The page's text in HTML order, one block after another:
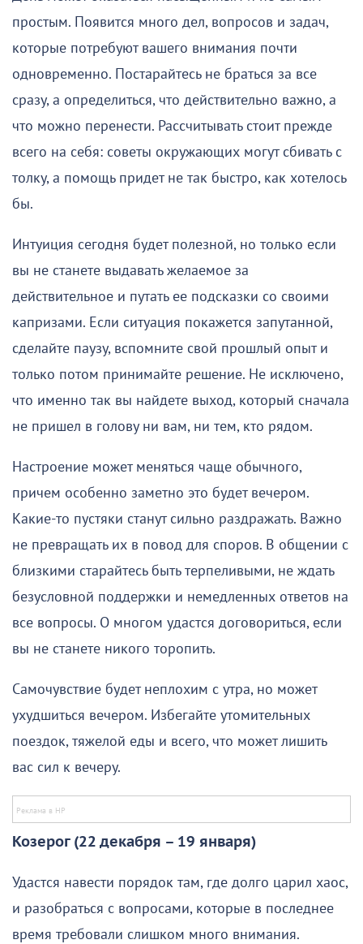
простым. Появится много дел, вопросов и задач,
которые потребуют вашего внимания почти
одновременно. Постарайтесь не браться за все
сразу, а определиться, что действительно важно, а
что можно перенести. Рассчитывать стоит прежде
всего на себя: советы окружающих могут сбивать с
толку, а помощь придет не так быстро, как хотелось
бы.
Интуиция сегодня будет полезной, но только если
вы не станете выдавать желаемое за
действительное и путать ее подсказки со своими
капризами. Если ситуация покажется запутанной,
сделайте паузу, вспомните свой прошлый опыт и
только потом принимайте решение. Не исключено,
что именно так вы найдете выход, который сначала
не пришел в голову ни вам, ни тем, кто рядом.
Настроение может меняться чаще обычного,
причем особенно заметно это будет вечером.
Какие-то пустяки станут сильно раздражать. Важно
не превращать их в повод для споров. В общении с
близкими старайтесь быть терпеливыми, не ждать
безусловной поддержки и немедленных ответов на
все вопросы. О многом удастся договориться, если
вы не станете никого торопить.
Самочувствие будет неплохим с утра, но может
ухудшиться вечером. Избегайте утомительных
поездок, тяжелой еды и всего, что может лишить
вас сил к вечеру.
Козерог (22 декабря – 19 января)
Удастся навести порядок там, где долго царил хаос,
и разобраться с вопросами, которые в последнее
время требовали слишком много внимания.